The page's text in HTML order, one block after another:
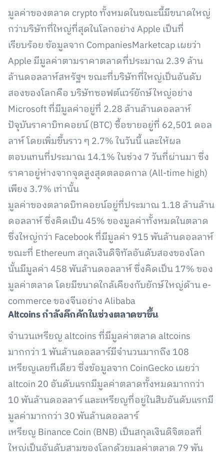
มูลค่าของตลาด crypto ทั้งหมดในขณะนี้มีขนาดใหญ่
กว่าบริษัทที่ใหญ่ที่สุดในโลกอย่าง Apple เป็นที่
เรียบร้อย ข้อมูลจาก CompaniesMarketcap เผยว่า
Apple มีมูลค่าตามราคาตลาดที่ประมาณ 2.39 ล้าน
ล้านดอลลาห์สหรัฐฯ ขณะที่บริษัทที่ใหญ่เป็นอันดับ
สองของโลกคือ บริษัทซอฟต์แวร์ยักษ์ใหญ่อย่าง
Microsoft ที่มีมูลค่าอยู่ที่ 2.28 ล้านล้านดอลลาห์
ปัจุบันราคาบิทคอยน์ (BTC) ซื้อขายอยู่ที่ 62,501 ดอล
ลาห์ โดยเพิ่มขึ้นราว ๆ 2.7% ในวันนี้ และให้ผล
ตอบแทนที่ประมาณ 14.1% ในช่วง 7 วันที่ผ่านมา ซึ่ง
ราคาอยู่ห่างจากจุดสูงสุดตลอดกาล (All-time high)
เพียง 3.7% เท่านั้น
มูลค่าของตลาดบิทคอยน์อยู่ที่ประมาณ 1.18 ล้านล้าน
ดอลลาห์ ซึ่งคิดเป็น 45% ของมูลค่าทั้งหมดในตลาด
ซึ่งใหญ่กว่า Facebook ที่มีมูลค่า 915 พันล้านดอลลาห์
ขณะที่ Ethereum สกุลเงินดิจิทัลอันดับสองของโลก
นั้นมีมูลค่า 458 พันล้านดอลลาห์ ซึ่งคิดเป็น 17% ของ
มูลค่าตลาด โดยมีขนาดใกล้เคียงกับยักษ์ใหญ่ด้าน e-
commerce ของจีนอย่าง Alibaba
Altcoinsกำลังคึกคักในช่วงตลาดขาขึ้น
จำนวนเหรียญ altcoins ที่มีมูลค่าตลาด altcoins
มากกว่า 1 พันล้านดอลลาร์มีจำนวนมากถึง 108
เหรียญเลยทีเดียว ซึ่งข้อมูลจาก CoinGecko เผยว่า
altcoin 20 อันดับแรกมีมูลค่าตลาดทั้งหมดมากกว่า
10 พันล้านดอลลาร์ และเหรียญที่อยู่ในสิบอันดับแรกมี
มูลค่ามากกว่า 30 พันล้านดอลลาร์
เหรียญ Binance Coin (BNB) เป็นสกุลเงินดิจิตอลที่
ใหญ่เป็นอันดับสามของโลกด้วยมูลค่าตลาด 79 พัน